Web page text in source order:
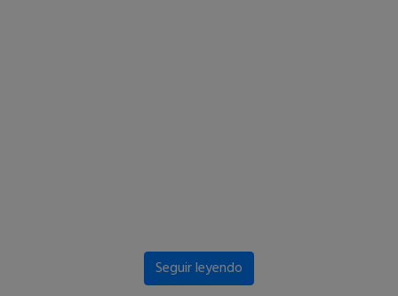
Seguir leyendo